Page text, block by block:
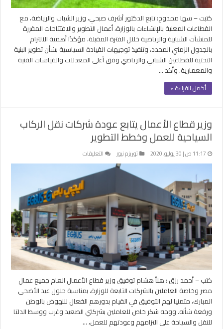
كتبت – سها ممدوح: تابع الدكتور أشرف صبحي، وزير الشباب والرياضة، مع
القطاعات المعنية بالإنشاءات بالوزارة، أعمال التطوير والافتتاحات المقررة
للمنشآت الشبابية والرياضية خلال الفترة المقبلة، مؤكدًا أهمية الالتزام
بالجدول الزمني المحدد، وتنفيذ توجيهات القيادة السياسية بشأن تطوير البنية
التحتية للقطاعين الشبابي والرياضي وفق أعلى المعدلات والقياسات الفنية
والمعمارية. وأكد …
أكمل القراءة »
وزير قطاع الأعمال يتابع عودة شركات نقل الركاب
السياحية للعمل وخطط التطوير
11:17 ص | 30 يوليو، 2020 توريزم نيوز التعليقات
وزير
الأعمال
يتابع
عودة
شركات
نقل
الركاب
السياحية
للعمل
وخطط
التطوير
مغلقة
كتب – أحمد رزق : هنأ هشام توفيق وزير قطاع الأعمال العام جميع عمال
مصر وخاصة العاملين بالشركات التابعة للوزارة، بمناسبة حلول عيد الأضحى
المبارك، متمنيا لهم التوفيق في القيام بدورهم الفعال للنهوض بالوطن
ورفعة شأنه. ووجه شكر خاص للعاملين بشركتي الصعيد وغرب ووسط الدلتا
للنقل والسياحة على التزامهم وعودتهم للعمل، …